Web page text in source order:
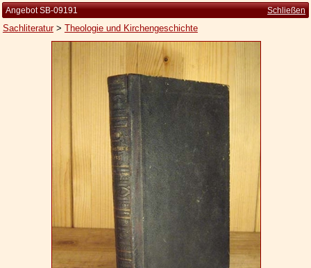
Die Meyer Auflagen
Zu den Angeboten
Widerrufsbelehrung
Angebot SB-09191 Schließen
Sachliteratur> Theologie und Kirchengeschichte